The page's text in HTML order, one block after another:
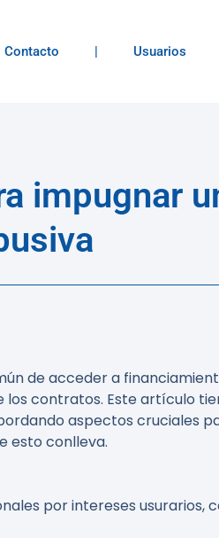
Contacto | Usuarios
impugnar
de acceder a
los contratos. Este artículo
aspectos cruciales
esto conlleva.
por intereses usurarios,